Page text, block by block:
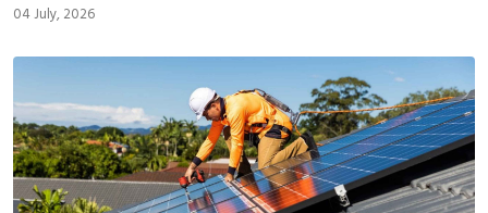
04 July, 2026